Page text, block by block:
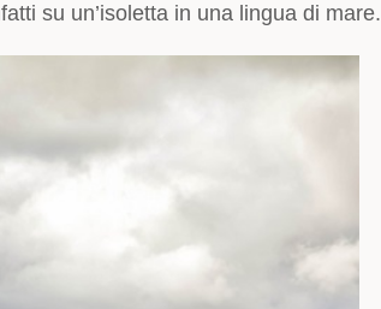
su un’isoletta in una lingua di mare.